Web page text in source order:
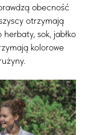
obecność
otrzymają
sok, jabłko
kolorowe